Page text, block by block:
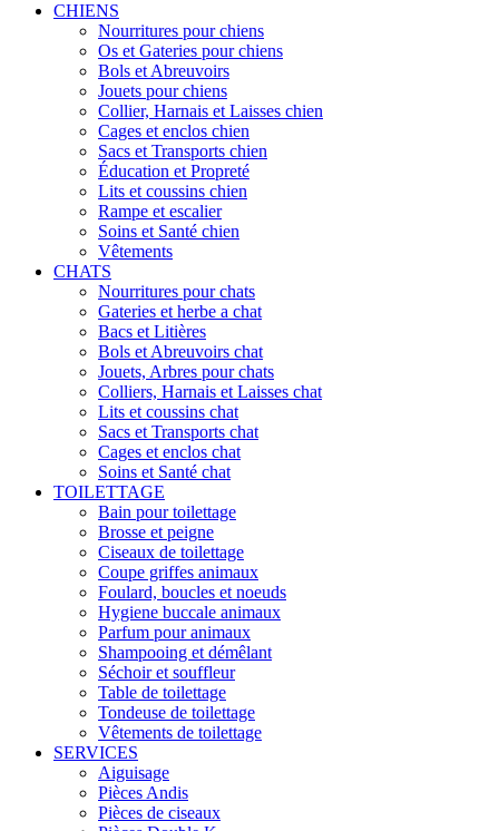
CHIENS
Nourritures pour chiens
Os et Gateries pour chiens
Bols et Abreuvoirs
Jouets pour chiens
Collier, Harnais et Laisses chien
Cages et enclos chien
Sacs et Transports chien
Éducation et Propreté
Lits et coussins chien
Rampe et escalier
Soins et Santé chien
Vêtements
CHATS
Nourritures pour chats
Gateries et herbe a chat
Bacs et Litières
Bols et Abreuvoirs chat
Jouets, Arbres pour chats
Colliers, Harnais et Laisses chat
Lits et coussins chat
Sacs et Transports chat
Cages et enclos chat
Soins et Santé chat
TOILETTAGE
Bain pour toilettage
Brosse et peigne
Ciseaux de toilettage
Coupe griffes animaux
Foulard, boucles et noeuds
Hygiene buccale animaux
Parfum pour animaux
Shampooing et démêlant
Séchoir et souffleur
Table de toilettage
Tondeuse de toilettage
Vêtements de toilettage
SERVICES
Aiguisage
Pièces Andis
Pièces de ciseaux